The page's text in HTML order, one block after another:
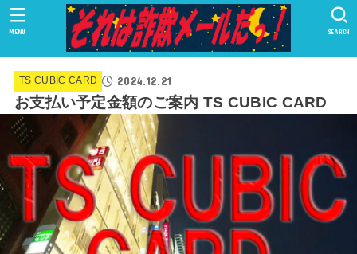
SEARCH
MENU
TS CUBIC CARD 2024.12.21
お支払い予定金額のご案内 TS CUBIC CARD